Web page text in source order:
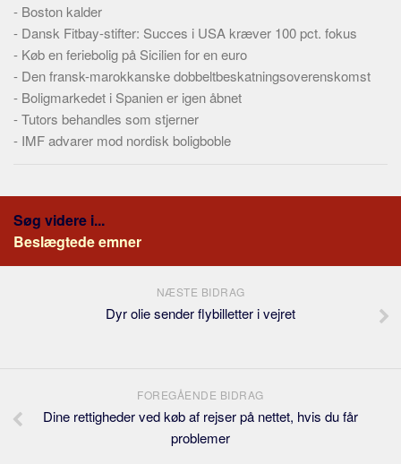
Tekstannoncer
Bannere
Hjælp
- Boston kalder
- Dansk Fitbay-stifter: Succes i USA kræver 100 pct. fokus
- Køb en feriebolig på Sicilien for en euro
- Den fransk-marokkanske dobbeltbeskatningsoverenskomst
- Boligmarkedet i Spanien er igen åbnet
-Tutors behandles som stjerner
- IMF advarer mod nordisk boligboble
Søg videre i...
Beslægtede emner
NÆSTE BIDRAG
Dyr olie sender flybilletter i vejret
FOREGÅENDE BIDRAG
Dine rettigheder ved køb af rejser på nettet, hvis du får
problemer